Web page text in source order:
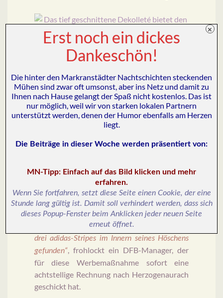
Das tief geschnittene Dekolleté bietet den Kinnladen
Der größte Clou dieses Wäschesets aber liegt
im Unsichtbaren: Die nationale
Verbundenheit des DFB-Teams mit dem ur-
deutschen adidas-Konzern, die zuletzt von
amerikanischen Nike-Konkurrenten
unsichtbar wiederherstellen.
Der geheime Adidas-Deal
„Nach einem Testeinsatz im Probetraining
haben wir beim Opfer einer Blutgrätsche die
drei adidas-Stripes im Innern seines Höschens
gefunden“, frohlockt ein DFB-Manager, der
für diese Werbemaßnahme sofort eine
achtstellige Rechnung nach Herzogenaurach
geschickt hat.
Erst noch ein dickes
Dankeschön!
Die hinter den Markranstädter Nachtschichten steckenden
Mühen sind zwar oft umsonst, aber ins Netz und damit zu
Ihnen nach Hause gelangt der Spaß nicht kostenlos. Das ist
nur möglich, weil wir von starken lokalen Partnern
unterstützt werden, denen der Humor ebenfalls am Herzen
liegt.
Die Beiträge in dieser Woche werden präsentiert von:
MN-Tipp: Einfach auf das Bild klicken und mehr
erfahren.
Wenn Sie fortfahren, setzt diese Seite einen Cookie, der eine
Stunde lang gültig ist. Damit soll verhindert werden, dass sich
dieses Popup-Fenster beim Anklicken jeder neuen Seite
erneut öffnet.
×